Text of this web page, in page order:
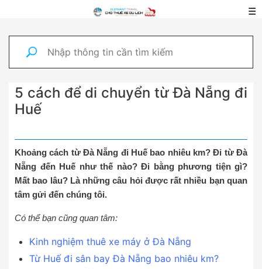
☰
5 cách để di chuyển từ Đà Nẵng đi
Huế
Khoảng cách từ Đà Nẵng đi Huế bao nhiêu km? Đi từ Đà
Nẵng đến Huế như thế nào? Đi bằng phương tiện gì?
Mất bao lâu? Là những câu hỏi được rất nhiều bạn quan
tâm gửi đến chúng tôi.
Có thể bạn cũng quan tâm:
Kinh nghiệm thuê xe máy ở Đà Nẵng
Từ Huế đi sân bay Đà Nẵng bao nhiêu km?